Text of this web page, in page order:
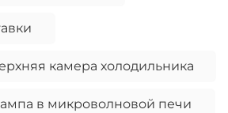
камера холодильника
в микроволновой печи